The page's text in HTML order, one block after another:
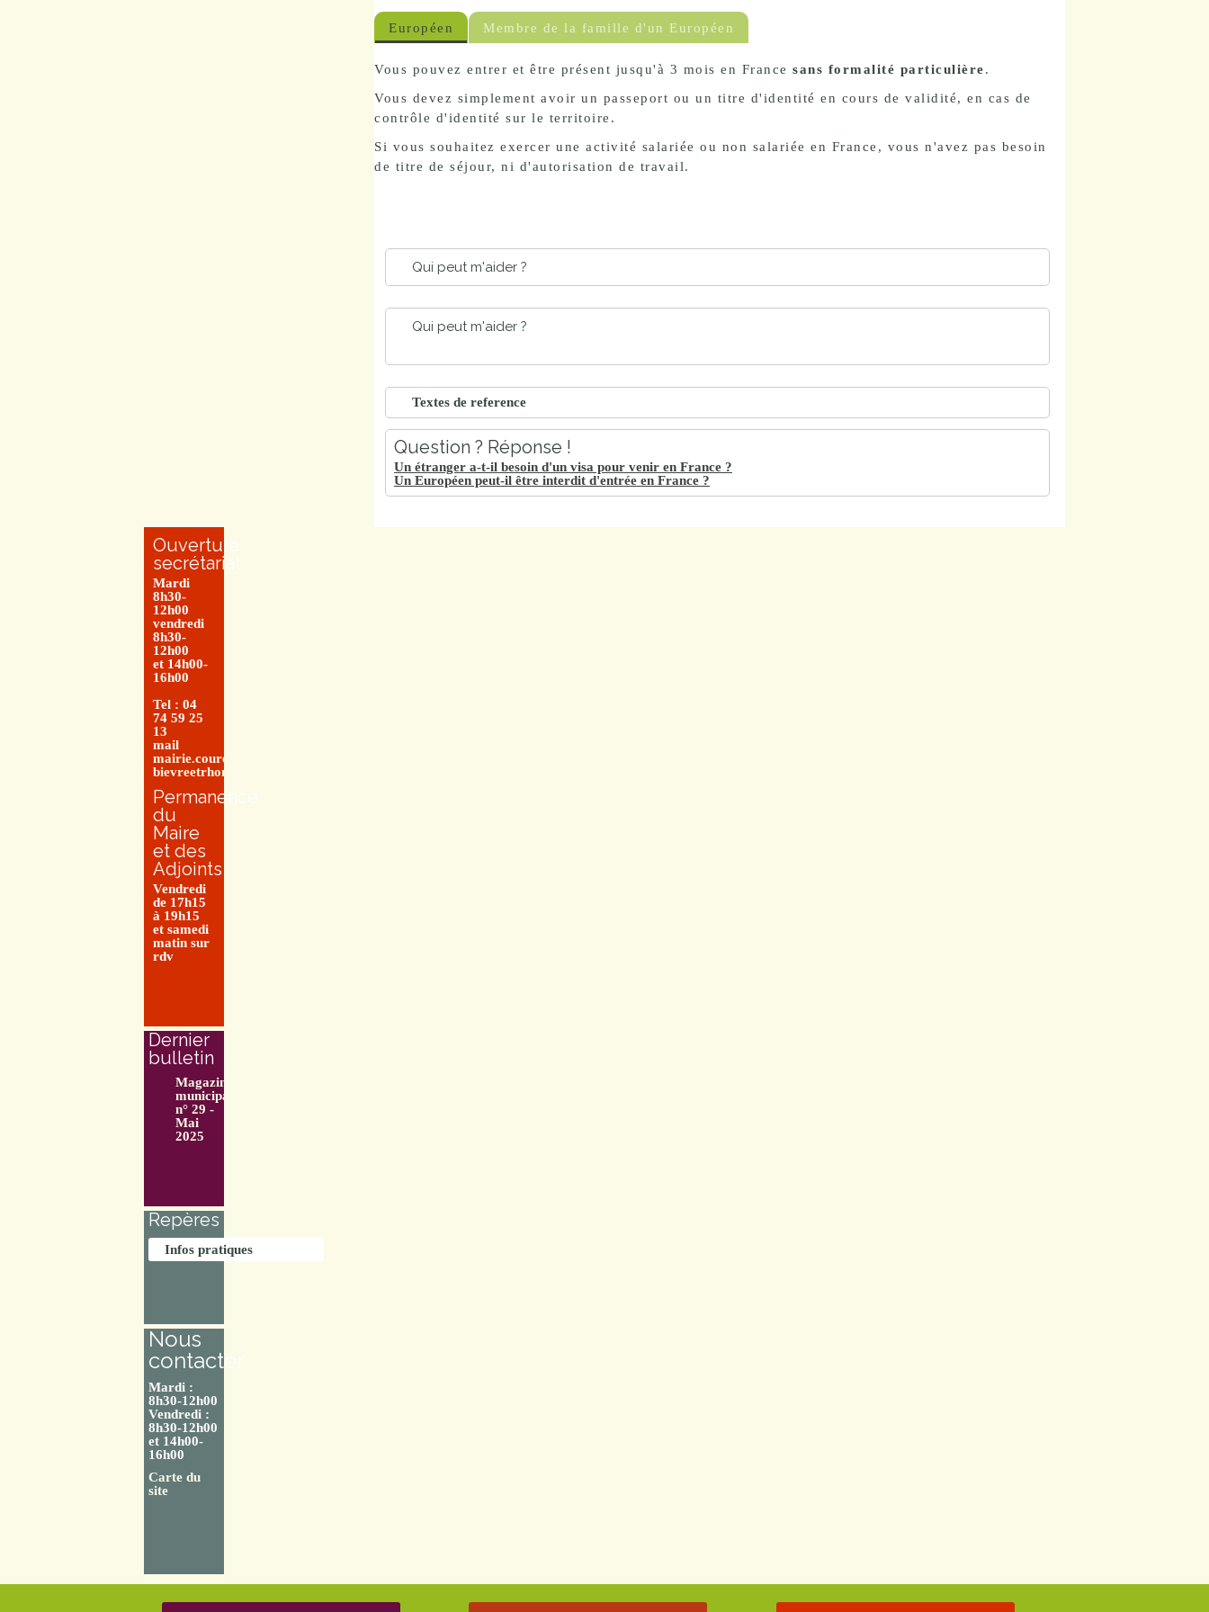
publics
scolaires
proches de
Cour et
Buis
Visiter,
et
Européen Membre de la famille d'un Européen
Vous pouvez entrer et être présent jusqu'à 3 mois en France sans formalité particulière.
Vous devez simplement avoir un passeport ou un titre d'identité en cours de validité, en cas de
contrôle d'identité sur le territoire.
Si vous souhaitez exercer une activité salariée ou non salariée en France, vous n'avez pas besoin
de titre de séjour, ni d'autorisation de travail.
Qui peut m'aider ?
Qui peut m'aider ?
Textes de reference
Question ? Réponse !
Un étranger a-t-il besoin d'un visa pour venir en France ?
Un Européen peut-il être interdit d'entrée en France ?
Ouverture
secrétariat
Mardi
8h30-
12h00
vendredi
8h30-
12h00
et 14h00-
16h00
Tel : 04
74 59 25
13
mail
mairie.couretbuis@entre-
bievreetrhone.fr
Permanence
du
Maire
et des
Adjoints
Vendredi
de 17h15
à 19h15
et samedi
matin sur
rdv
Dernier
bulletin
Magazine
municipal
n° 29 -
Mai
2025
Repères
Infos pratiques
Nous
contacter
Mardi :
8h30-12h00
Vendredi :
8h30-12h00
et 14h00-
16h00
Carte du
site